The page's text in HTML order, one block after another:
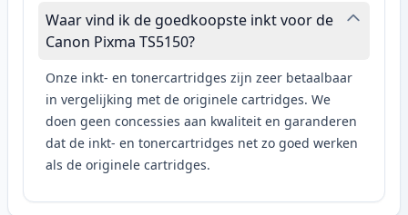
Waar vind ik de goedkoopste inkt voor de
Canon Pixma TS5150?
Onze inkt- en tonercartridges zijn zeer betaalbaar
in vergelijking met de originele cartridges. We
doen geen concessies aan kwaliteit en garanderen
dat de inkt- en tonercartridges net zo goed werken
als de originele cartridges.